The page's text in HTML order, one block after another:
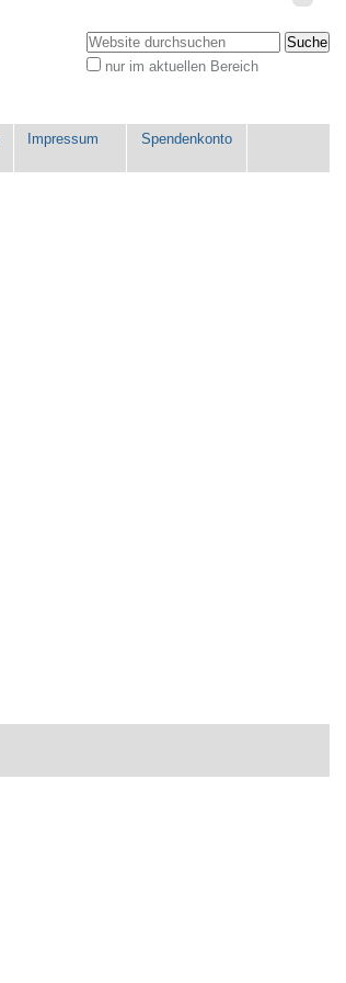
Werkzeuge
Website durchsuchen
nur im aktuellen Bereich
Impressum Spendenkonto